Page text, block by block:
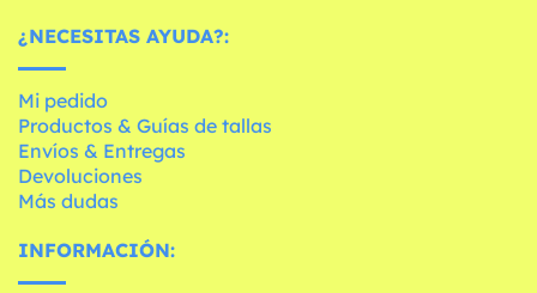
¿NECESITAS AYUDA?:
Mi pedido
Productos & Guías de tallas
Envíos & Entregas
Devoluciones
Más dudas
INFORMACIÓN: